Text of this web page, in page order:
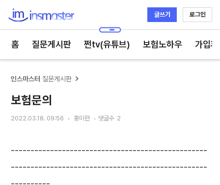
글쓰기 로그인
홈 질문게시판 쩐tv(유튜브) 보험노하우 가입
인스마스터 질문게시판
보험문의
2022.03.18. 09:56 홍미란 댓글수 2
--------------------------------------------------
--------------------------------------------------